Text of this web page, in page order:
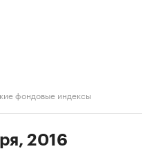
фондовые индексы
2016